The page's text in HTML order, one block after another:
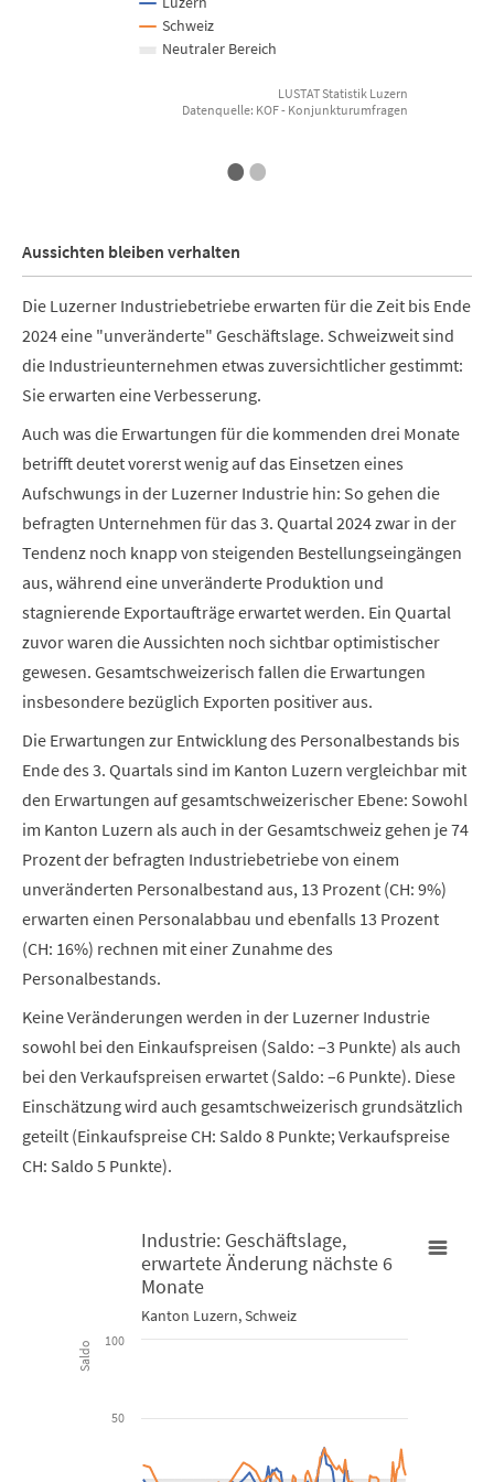
Schweiz
Neutraler Bereich
LUSTAT Statistik Luzern
Datenquelle: KOF - Konjunkturumfragen
••
Aussichten bleiben verhalten
Die Luzerner Industriebetriebe erwarten für die Zeit bis Ende
2024 eine "unveränderte" Geschäftslage. Schweizweit sind
die Industrieunternehmen etwas zuversichtlicher gestimmt:
Sie erwarten eine Verbesserung.
Auch was die Erwartungen für die kommenden drei Monate
betrifft deutet vorerst wenig auf das Einsetzen eines
Aufschwungs in der Luzerner Industrie hin: So gehen die
befragten Unternehmen für das 3. Quartal 2024 zwar in der
Tendenz noch knapp von steigenden Bestellungseingängen
aus, während eine unveränderte Produktion und
stagnierende Exportaufträge erwartet werden. Ein Quartal
zuvor waren die Aussichten noch sichtbar optimistischer
gewesen. Gesamtschweizerisch fallen die Erwartungen
insbesondere bezüglich Exporten positiver aus.
Die Erwartungen zur Entwicklung des Personalbestands bis
Ende des 3. Quartals sind im Kanton Luzern vergleichbar mit
den Erwartungen auf gesamtschweizerischer Ebene: Sowohl
im Kanton Luzern als auch in der Gesamtschweiz gehen je 74
Prozent der befragten Industriebetriebe von einem
unveränderten Personalbestand aus, 13 Prozent (CH: 9%)
erwarten einen Personalabbau und ebenfalls 13 Prozent
(CH: 16%) rechnen mit einer Zunahme des
Personalbestands.
Keine Veränderungen werden in der Luzerner Industrie
sowohl bei den Einkaufspreisen (Saldo: –3 Punkte) als auch
bei den Verkaufspreisen erwartet (Saldo: –6 Punkte). Diese
Einschätzung wird auch gesamtschweizerisch grundsätzlich
geteilt (Einkaufspreise CH: Saldo 8 Punkte; Verkaufspreise
CH: Saldo 5 Punkte).
Industrie: Geschäftslage, erwartete Änderung nächste 6
Combination chart with 3 data series.
Kanton Luzern, Schweiz
View as data table, Industrie: Geschäftslage, erwartete
The chart has 1 X axis displaying Time. Data ranges from
Saldo
Industrie: Geschäftslage,
erwartete Änderung nächste 6
Monate
Kanton Luzern, Schweiz
50
100